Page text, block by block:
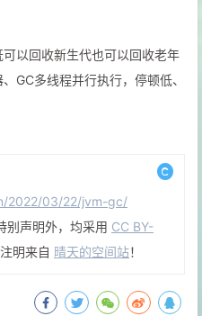
以回收新生代也可以回收老年
GC多线程并行执行，停顿低、
2022/03/22/jvm-gc/
别声明外，均采用 CC BY-
明来自 晴天的空间站！